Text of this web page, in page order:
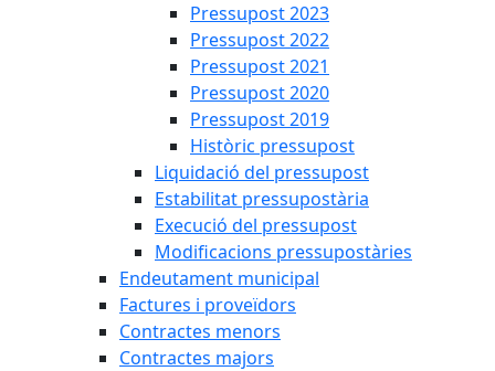
Pressupost 2023
Pressupost 2022
Pressupost 2021
Pressupost 2020
Pressupost 2019
Històric pressupost
Liquidació del pressupost
Estabilitat pressupostària
Execució del pressupost
Modificacions pressupostàries
Endeutament municipal
Factures i proveïdors
Contractes menors
Contractes majors